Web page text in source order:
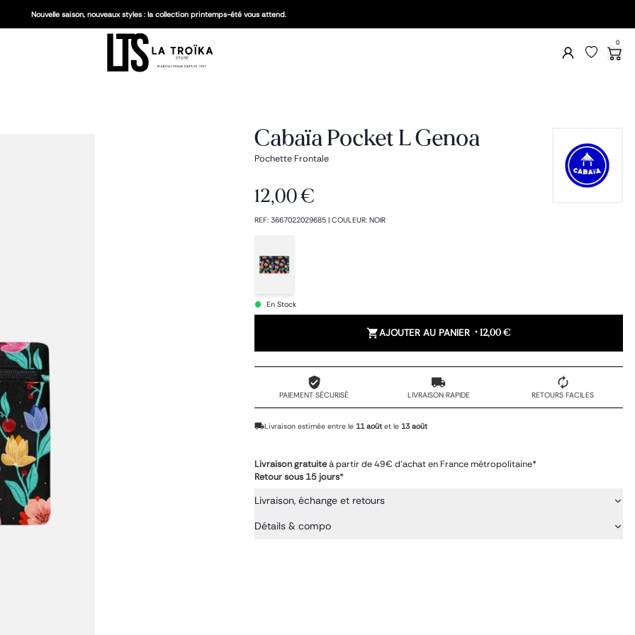
Nouvelle saison, nouveaux styles : la collection printemps-été vous attend.
0
Cabaïa Pocket L Genoa
Pochette Frontale
12,00 €
REF: 3667022029685| COULEUR: NOIR
En Stock
AJOUTER AU PANIER •12,00 €
PAIEMENT SÉCURISÉ LIVRAISON RAPIDE RETOURS FACILES
Livraison estimée entre le 11 août et le 13 août
Livraison gratuiteà partir de 49€ d'achat en France métropolitaine*
Retour sous 15 jours*
Livraison, échange et retours
Détails & compo